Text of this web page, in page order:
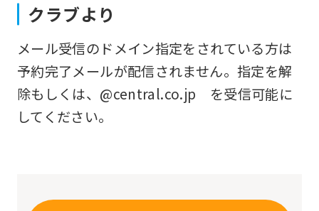
クラブより
メール受信のドメイン指定をされている方は
予約完了メールが配信されません。指定を解
除もしくは、@central.co.jp を受信可能に
してください。
may
not
be